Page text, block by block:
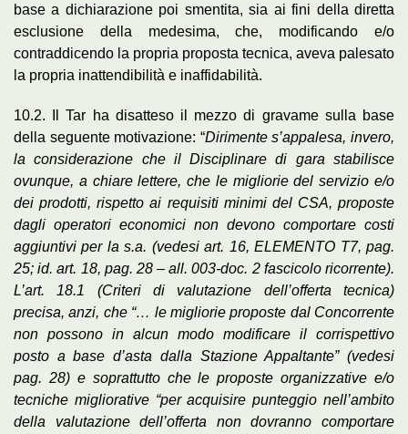
base a dichiarazione poi smentita, sia ai fini della diretta
esclusione della medesima, che, modificando e/o
contraddicendo la propria proposta tecnica, aveva palesato
la propria inattendibilità e inaffidabilità.
10.2. Il Tar ha disatteso il mezzo di gravame sulla base
della seguente motivazione: “Dirimente s’appalesa, invero,
la considerazione che il Disciplinare di gara stabilisce
ovunque, a chiare lettere, che le migliorie del servizio e/o
dei prodotti, rispetto ai requisiti minimi del CSA, proposte
dagli operatori economici non devono comportare costi
aggiuntivi per la s.a. (vedesi art. 16, ELEMENTO T7, pag.
25; id. art. 18, pag. 28 – all. 003-doc. 2 fascicolo ricorrente).
L’art. 18.1 (Criteri di valutazione dell’offerta tecnica)
precisa, anzi, che “… le migliorie proposte dal Concorrente
non possono in alcun modo modificare il corrispettivo
posto a base d’asta dalla Stazione Appaltante” (vedesi
pag. 28) e soprattutto che le proposte organizzative e/o
tecniche migliorative “per acquisire punteggio nell’ambito
della valutazione dell’offerta non dovranno comportare